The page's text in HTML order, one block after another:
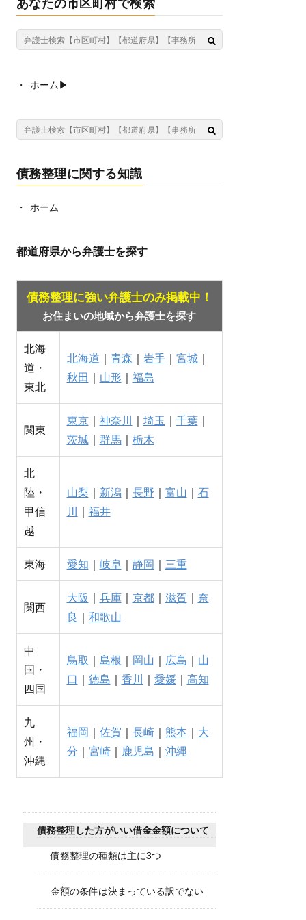
ホーム▶︎
債務整理に関する知識
ホーム
都道府県から弁護士を探す
債務整理に強い弁護士のみ掲載中！
お住まいの地域から弁護士を探す
北海
道・
東北
北海道 ｜ 青森 ｜ 岩手｜ 宮城｜
秋田 ｜ 山形 ｜ 福島
関東
東京｜ 神奈川 ｜ 埼玉 ｜ 千葉｜
茨城｜ 群馬｜ 栃木
北
陸・
甲信
越
山梨 ｜ 新潟 ｜ 長野 ｜ 富山 ｜ 石
川 ｜ 福井
東海 愛知 ｜ 岐阜 ｜ 静岡 ｜ 三重
関西
大阪 ｜ 兵庫｜ 京都｜ 滋賀 ｜ 奈
良 ｜ 和歌山
中
国・
四国
鳥取 ｜ 島根 ｜ 岡山 ｜ 広島 ｜ 山
口 ｜ 徳島 ｜ 香川 ｜ 愛媛｜ 高知
九
州・
沖縄
福岡 ｜ 佐賀 ｜ 長崎｜ 熊本 ｜ 大
分 ｜ 宮崎｜ 鹿児島 ｜ 沖縄
債務整理した方がいい借金金額について
債務整理の種類は主に3つ
金額の条件は決まっている訳でない